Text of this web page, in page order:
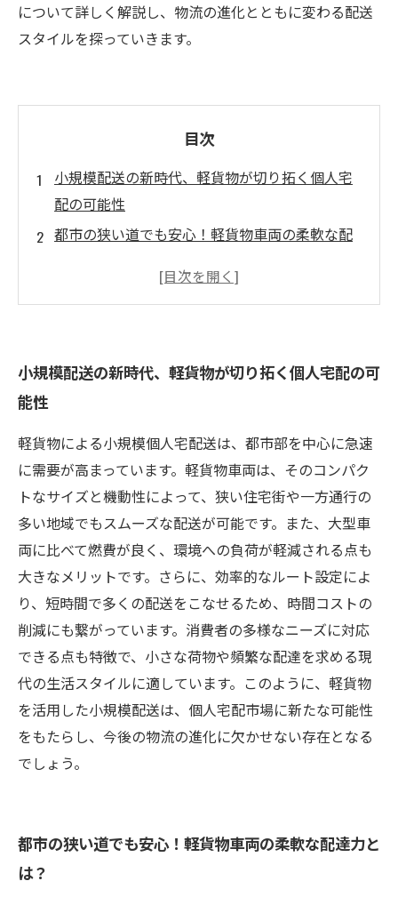
について詳しく解説し、物流の進化とともに変わる配送
スタイルを探っていきます。
目次
小規模配送の新時代、軽貨物が切り拓く個人宅
配の可能性
都市の狭い道でも安心！軽貨物車両の柔軟な配
効率的なルート設定で競争力アップ、軽貨物配
る理由
軽貨物で変わる物流の風景：配送スタイルの進
化を追う
まとめ：軽貨物による個人宅配送がもたらす業
界の変革
小規模配送の新時代、軽貨物が切り拓く個人宅配の可
能性
軽貨物による小規模個人宅配送は、都市部を中心に急速
に需要が高まっています。軽貨物車両は、そのコンパク
トなサイズと機動性によって、狭い住宅街や一方通行の
多い地域でもスムーズな配送が可能です。また、大型車
両に比べて燃費が良く、環境への負荷が軽減される点も
大きなメリットです。さらに、効率的なルート設定によ
り、短時間で多くの配送をこなせるため、時間コストの
削減にも繋がっています。消費者の多様なニーズに対応
できる点も特徴で、小さな荷物や頻繁な配達を求める現
代の生活スタイルに適しています。このように、軽貨物
を活用した小規模配送は、個人宅配市場に新たな可能性
をもたらし、今後の物流の進化に欠かせない存在となる
でしょう。
都市の狭い道でも安心！軽貨物車両の柔軟な配達力と
は？